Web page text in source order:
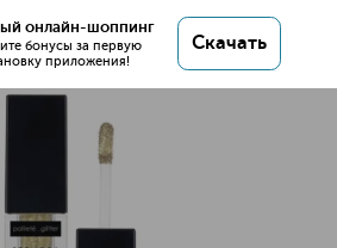
онлайн-шоппинг
бонусы за первую
приложения!
Скачать
Тени для век жидкие
Тени для век жидкие